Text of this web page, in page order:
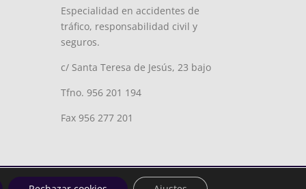
Especialidad en accidentes de
tráfico, responsabilidad civil y
seguros.
c/ Santa Teresa de Jesús, 23 bajo
Tfno. 956 201 194
Fax 956 277 201